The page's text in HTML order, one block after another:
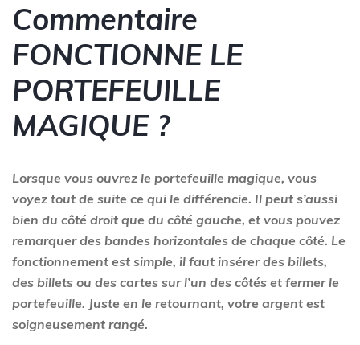
Commentaire
FONCTIONNE LE
PORTEFEUILLE
MAGIQUE ?
Lorsque vous ouvrez le portefeuille magique, vous
voyez tout de suite ce qui le différencie. Il peut s’aussi
bien du côté droit que du côté gauche, et vous pouvez
remarquer des bandes horizontales de chaque côté. Le
fonctionnement est simple, il faut insérer des billets,
des billets ou des cartes sur l’un des côtés et fermer le
portefeuille. Juste en le retournant, votre argent est
soigneusement rangé.